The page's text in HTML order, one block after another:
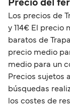
Precio del
Los precios de
y 114€ El precio
baratos de
precio medio
medio para un
Precios sujetos
búsquedas
los costes de